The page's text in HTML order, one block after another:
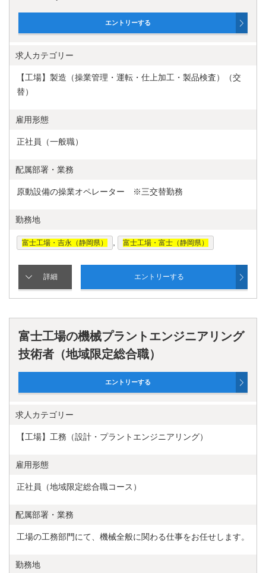
求人カテゴリー
【工場】製造（操業管理・運転・仕上加工・製品検査）（交
替）
雇用形態
正社員（一般職）
配属部署・業務
原動設備の操業オペレーター ※三交替勤務
勤務地
富士工場・吉永（静岡県） 富士工場・富士（静岡県）
富士工場の機械プラントエンジニアリング
技術者（地域限定総合職）
求人カテゴリー
【工場】工務（設計・プラントエンジニアリング）
雇用形態
正社員（地域限定総合職コース）
配属部署・業務
工場の工務部門にて、機械全般に関わる仕事をお任せします。
勤務地